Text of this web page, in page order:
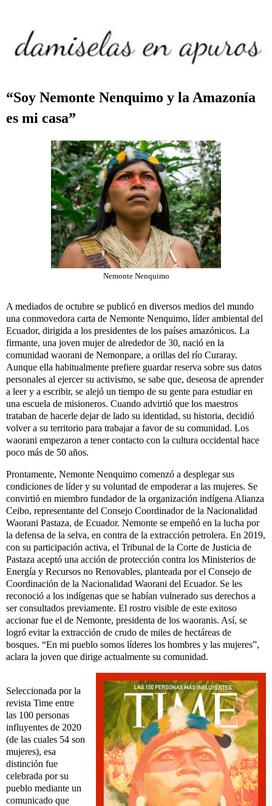
“Soy Nemonte Nenquimo y la Amazonía
es mi casa”
Nemonte Nenquimo
A mediados de octubre se publicó en diversos medios del mundo
una conmovedora carta de Nemonte Nenquimo, líder ambiental del
Ecuador, dirigida a los presidentes de los países amazónicos. La
firmante, una joven mujer de alrededor de 30, nació en la
comunidad waorani de Nemonpare, a orillas del río Curaray.
Aunque ella habitualmente prefiere guardar reserva sobre sus datos
personales al ejercer su activismo, se sabe que, deseosa de aprender
a leer y a escribir, se alejó un tiempo de su gente para estudiar en
una escuela de misioneros. Cuando advirtió que los maestros
trataban de hacerle dejar de lado su identidad, su historia, decidió
volver a su territorio para trabajar a favor de su comunidad. Los
waorani empezaron a tener contacto con la cultura occidental hace
poco más de 50 años.
Prontamente, Nemonte Nenquimo comenzó a desplegar sus
condiciones de líder y su voluntad de empoderar a las mujeres. Se
convirtió en miembro fundador de la organización indígena Alianza
Ceibo, representante del Consejo Coordinador de la Nacionalidad
Waorani Pastaza, de Ecuador. Nemonte se empeñó en la lucha por
la defensa de la selva, en contra de la extracción petrolera. En 2019,
con su participación activa, el Tribunal de la Corte de Justicia de
Pastaza aceptó una acción de protección contra los Ministerios de
Energía y Recursos no Renovables, planteada por el Consejo de
Coordinación de la Nacionalidad Waorani del Ecuador. Se les
reconoció a los indígenas que se habían vulnerado sus derechos a
ser consultados previamente. El rostro visible de este exitoso
accionar fue el de Nemonte, presidenta de los waoranis. Así, se
logró evitar la extracción de crudo de miles de hectáreas de
bosques. “En mi pueblo somos líderes los hombres y las mujeres”,
aclara la joven que dirige actualmente su comunidad.
Seleccionada por la
revista Time entre
las 100 personas
influyentes de 2020
(de las cuales 54 son
mujeres), esa
distinción fue
celebrada por su
pueblo mediante un
comunicado que